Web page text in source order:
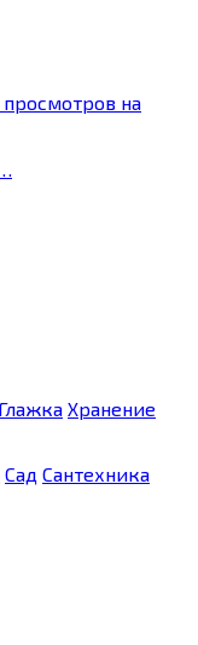
на
Глажка Хранение
Сад Сантехника